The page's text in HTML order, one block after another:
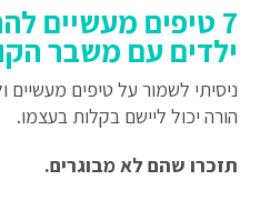
7 טיפים מעשיים
ילדים עם משבר
ניסיתי לשמור על טיפים
הורה יכול ליישם בקלות בעצמו.
תזכרו שהם לא מבוגרים.